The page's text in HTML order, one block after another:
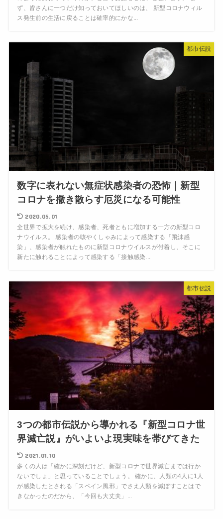
ず、皆さんに一つだけ知っておいてほしいのは、 新型コロナウィル
ス発生前の生活に戻ることは確率的にかな...
都市伝説
数字に表れない無症状感染者の恐怖｜新型
コロナを撒き散らす厄災になる可能性
2020.05.01
全世界で拡大を続け、感染者、死者ともに増加する一方の新型コロ
ナウイルス。 感染者の咳やくしゃみによって感染する「飛沫感
染」、感染者が触れたものに新型コロナウイルスが付着し、そこに
新たに触れることによって感染する「接触感染...
都市伝説
3つの都市伝説から導かれる『新型コロナ世
界滅亡説』がいよいよ現実味を帯びてきた
2021.01.10
多くの人は「確かに深刻だけど、新型コロナで世界滅亡までは行か
ないでしょ」と思っていることでしょう。 確かに、人類の4人に1人
が感染したとされる「スペイン風邪」でさえ人類を滅ぼすことはで
きなかったのだから、「今回も大丈夫」...